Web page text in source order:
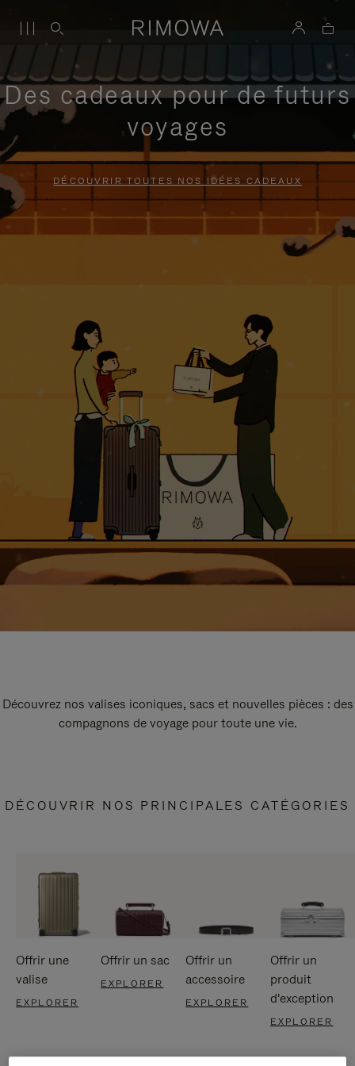
Des cadeaux pour de futurs
voyages
DÉCOUVRIR TOUTES NOS IDÉES CADEAUX
Découvrez nos valises iconiques, sacs et nouvelles pièces : des
compagnons de voyage pour toute une vie.
DÉCOUVRIR NOS PRINCIPALES CATÉGORIES
Offrir une
valise
EXPLORER
Offrir un sac
EXPLORER
Offrir un
accessoire
EXPLORER
Offrir un
produit
d'exception
EXPLORER